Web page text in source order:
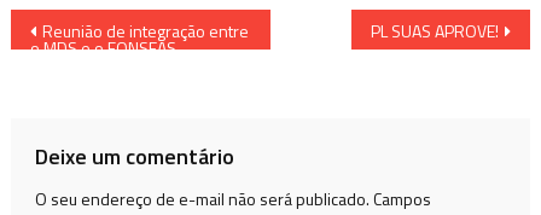
Navegação
Reunião de integração entre
o MDS e o FONSEAS
PL SUAS APROVE!
Deixe um comentário
O seu endereço de e-mail não será publicado.Campos